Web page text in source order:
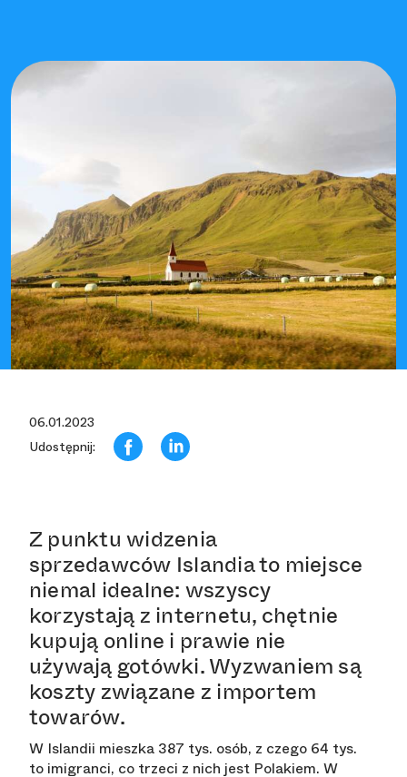
06.01.2023
Udostępnij:
Z punktu widzenia
sprzedawców Islandia to miejsce
niemal idealne: wszyscy
korzystają z internetu, chętnie
kupują online i prawie nie
używają gotówki. Wyzwaniem są
koszty związane z importem
towarów.
W Islandii mieszka 387 tys. osób, z czego 64 tys.
to imigranci, co trzeci z nich jest Polakiem. W